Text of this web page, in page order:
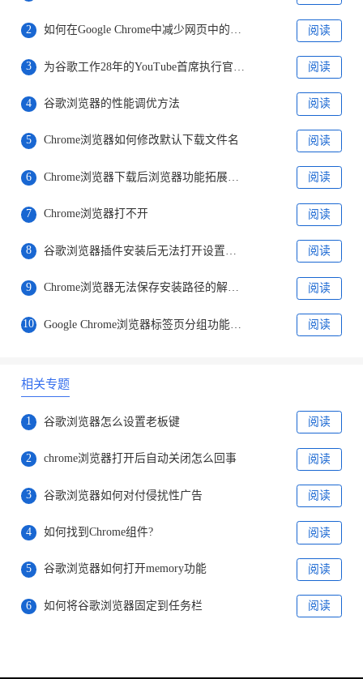
2 如何在Google Chrome中减少网页中的空白时间 阅读
3 阅读
4 谷歌浏览器的性能调优方法 阅读
5 Chrome浏览器如何修改默认下载文件名 阅读
6 Chrome浏览器下载后浏览器功能拓展操作技巧 阅读
7 Chrome浏览器打不开 阅读
8 阅读
9 Chrome浏览器无法保存安装路径的解决方法 阅读
10 阅读
相关专题
1 谷歌浏览器怎么设置老板键 阅读
2 chrome浏览器打开后自动关闭怎么回事 阅读
3 谷歌浏览器如何对付侵扰性广告 阅读
4 如何找到Chrome组件? 阅读
5 谷歌浏览器如何打开memory功能 阅读
6 如何将谷歌浏览器固定到任务栏 阅读